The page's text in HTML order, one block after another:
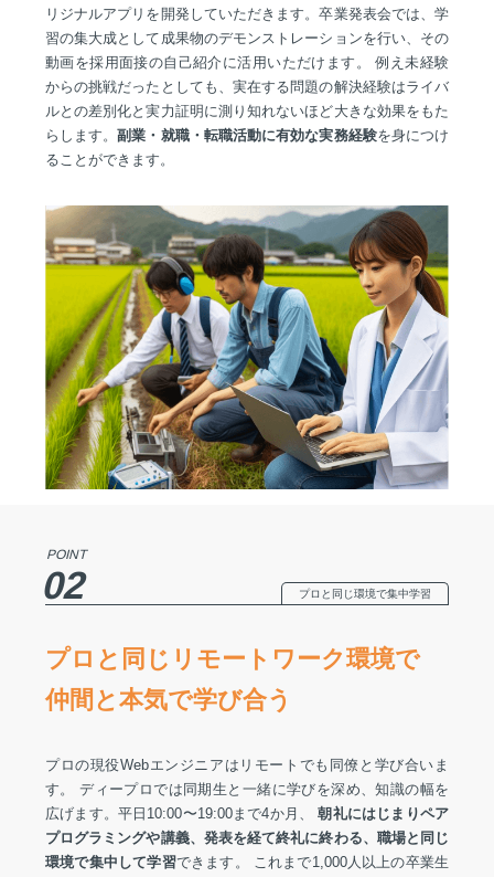
リジナルアプリを開発していただきます。卒業発表会では、学
習の集大成として成果物のデモンストレーションを行い、その
動画を採用面接の自己紹介に活用いただけます。 例え未経験
からの挑戦だったとしても、実在する問題の解決経験はライバ
ルとの差別化と実力証明に測り知れないほど大きな効果をもた
らします。副業・就職・転職活動に有効な実務経験を身につけ
ることができます。
POINT
02 プロと同じ環境で集中学習
プロと同じリモートワーク環境で
仲間と本気で学び合う
プロの現役Webエンジニアはリモートでも同僚と学び合いま
す。 ディープロでは同期生と一緒に学びを深め、知識の幅を
広げます。平日10:00〜19:00まで4か月、朝礼にはじまりペア
プログラミングや講義、発表を経て終礼に終わる、職場と同じ
環境で集中して学習できます。 これまで1,000人以上の卒業生